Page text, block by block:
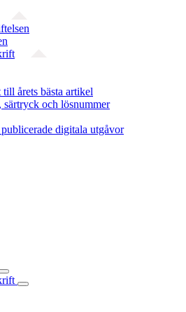
årets bästa artikel
särtryck och lösnummer
digitala utgåvor